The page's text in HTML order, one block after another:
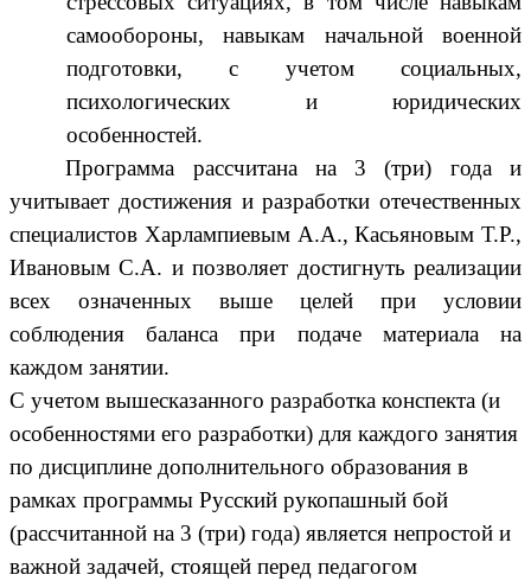
самообороны, навыкам начальной военной
подготовки, с учетом социальных,
психологических и юридических
особенностей.
Программа рассчитана на 3 (три) года и
учитывает достижения и разработки отечественных
специалистов Харлампиевым А.А., Касьяновым Т.Р.,
Ивановым С.А. и позволяет достигнуть реализации
всех означенных выше целей при условии
соблюдения баланса при подаче материала на
каждом занятии.
С учетом вышесказанного разработка конспекта (и
особенностями его разработки) для каждого занятия
по дисциплине дополнительного образования в
рамках программы Русский рукопашный бой
(рассчитанной на 3 (три) года) является непростой и
важной задачей, стоящей перед педагогом